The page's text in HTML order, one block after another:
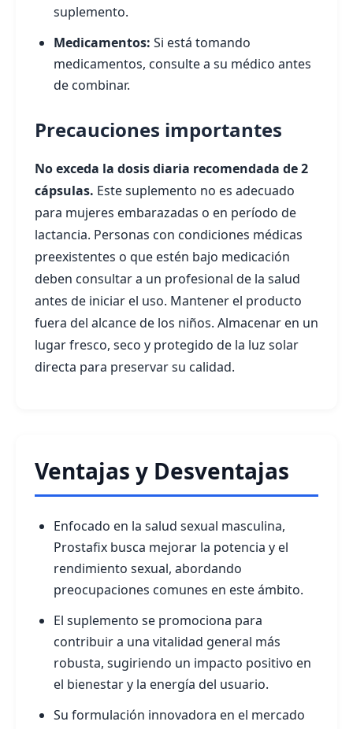
suplemento.
Medicamentos: Si está tomando
medicamentos, consulte a su médico antes
de combinar.
Precauciones importantes
No exceda la dosis diaria recomendada de 2
cápsulas. Este suplemento no es adecuado
para mujeres embarazadas o en período de
lactancia. Personas con condiciones médicas
preexistentes o que estén bajo medicación
deben consultar a un profesional de la salud
antes de iniciar el uso. Mantener el producto
fuera del alcance de los niños. Almacenar en un
lugar fresco, seco y protegido de la luz solar
directa para preservar su calidad.
Ventajas y Desventajas
Enfocado en la salud sexual masculina,
Prostafix busca mejorar la potencia y el
rendimiento sexual, abordando
preocupaciones comunes en este ámbito.
El suplemento se promociona para
contribuir a una vitalidad general más
robusta, sugiriendo un impacto positivo en
el bienestar y la energía del usuario.
Su formulación innovadora en el mercado